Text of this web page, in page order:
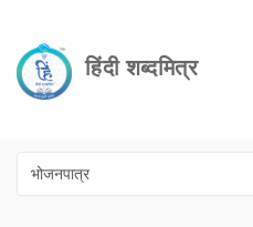
हिंदी शब्दमित्र